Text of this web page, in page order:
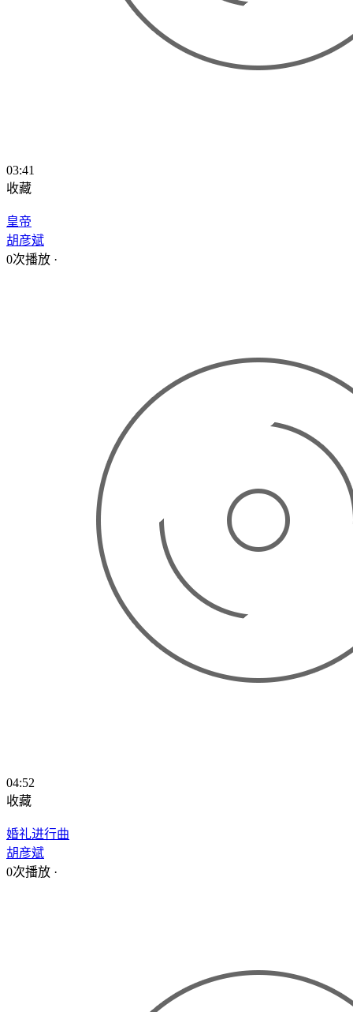
03:41
收藏
皇帝
胡彦斌
0次播放 ·
04:52
收藏
婚礼进行曲
胡彦斌
0次播放 ·